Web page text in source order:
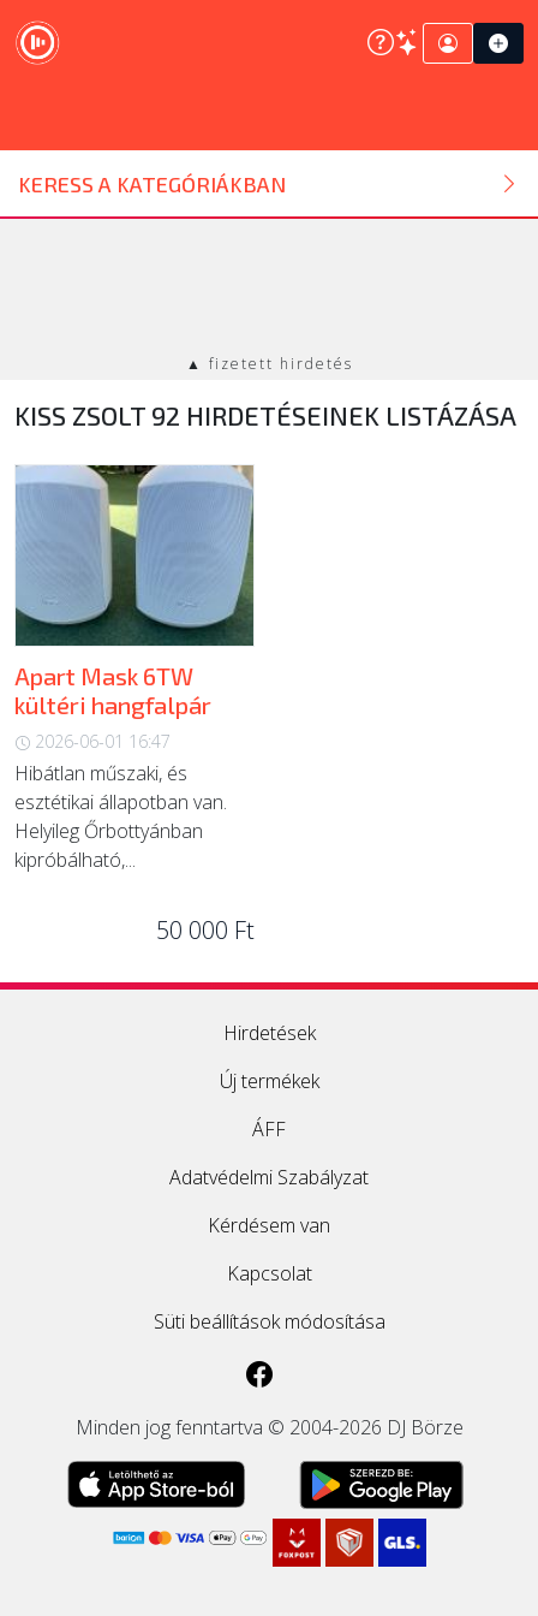
KERESS A KATEGÓRIÁKBAN
DJ ESZKÖZ
HANGTECHNIKA
SZOLGÁLTATÁSOK
ÚJ TERMÉKEK
▲ fizetett hirdetés
KISS ZSOLT 92 HIRDETÉSEINEK LISTÁZÁSA
Apart Mask 6TW
kültéri hangfalpár
2026-06-01 16:47
Hibátlan műszaki, és
esztétikai állapotban van.
Helyileg Őrbottyánban
kipróbálható,...
50 000 Ft
Hirdetések
Új termékek
ÁFF
Adatvédelmi Szabályzat
Kérdésem van
Kapcsolat
Süti beállítások módosítása
Minden jog fenntartva © 2004-2026 DJ Börze